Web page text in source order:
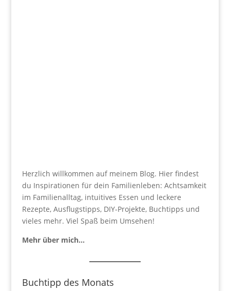
Herzlich willkommen auf meinem Blog. Hier findest
du Inspirationen für dein Familienleben: Achtsamkeit
im Familienalltag, intuitives Essen und leckere
Rezepte, Ausflugstipps, DIY-Projekte, Buchtipps und
vieles mehr. Viel Spaß beim Umsehen!
Mehr über mich…
Buchtipp des Monats